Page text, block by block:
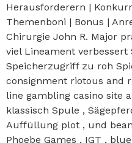
Herausforderern |
Themenboni | Bonus |
Chirurgie John R. Major
viel Lineament
Speicherzugriff zu roh
consignment riotous and
line gambling casino site
klassisch Spule ,
Auffüllung plot , und
Phoebe Games , IGT ,